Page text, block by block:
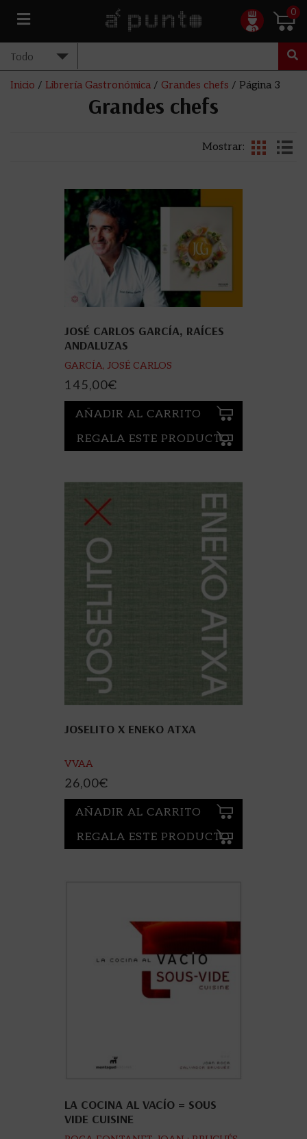
0
Inicio / Librería Gastronómica / Grandes chefs / Página 3
Grandes chefs
Mostrar:
JOSÉ CARLOS GARCÍA, RAÍCES
ANDALUZAS
GARCÍA, JOSÉ CARLOS
145,00€
AÑADIR AL CARRITO
REGALA ESTE PRODUCTO
JOSELITO X ENEKO ATXA
VVAA
26,00€
AÑADIR AL CARRITO
REGALA ESTE PRODUCTO
LA COCINA AL VACÍO = SOUS
VIDE CUISINE